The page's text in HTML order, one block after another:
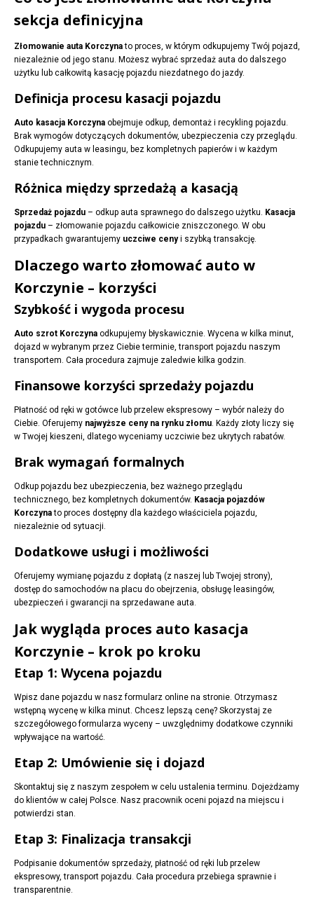
sekcja definicyjna
Złomowanie auta Korczynato proces, w którym odkupujemy Twój pojazd,
niezależnie od jego stanu. Możesz wybrać sprzedaż auta do dalszego
użytku lub całkowitą kasację pojazdu niezdatnego do jazdy.
Definicja procesu kasacji pojazdu
Auto kasacja Korczyna obejmuje odkup, demontaż i recykling pojazdu.
Brak wymogów dotyczących dokumentów, ubezpieczenia czy przeglądu.
Odkupujemy auta w leasingu, bez kompletnych papierów i w każdym
stanie technicznym.
Różnica między sprzedażą a kasacją
Sprzedaż pojazdu – odkup auta sprawnego do dalszego użytku. Kasacja
pojazdu – złomowanie pojazdu całkowicie zniszczonego. W obu
przypadkach gwarantujemy uczciwe cenyi szybką transakcję.
Dlaczego warto złomować auto w
Korczynie – korzyści
Szybkość i wygoda procesu
Auto szrot Korczyna odkupujemy błyskawicznie. Wycena w kilka minut,
dojazd w wybranym przez Ciebie terminie, transport pojazdu naszym
transportem. Cała procedura zajmuje zaledwie kilka godzin.
Finansowe korzyści sprzedaży pojazdu
Płatność od ręki w gotówce lub przelew ekspresowy – wybór należy do
Ciebie. Oferujemy najwyższe ceny na rynku złomu. Każdy złoty liczy się
w Twojej kieszeni, dlatego wyceniamy uczciwie bez ukrytych rabatów.
Brak wymagań formalnych
Odkup pojazdu bez ubezpieczenia, bez ważnego przeglądu
technicznego, bez kompletnych dokumentów. Kasacja pojazdów
Korczynato proces dostępny dla każdego właściciela pojazdu,
niezależnie od sytuacji.
Dodatkowe usługi i możliwości
Oferujemy wymianę pojazdu z dopłatą (z naszej lub Twojej strony),
dostęp do samochodów na placu do obejrzenia, obsługę leasingów,
ubezpieczeń i gwarancji na sprzedawane auta.
Jak wygląda proces auto kasacja
Korczynie – krok po kroku
Etap 1: Wycena pojazdu
Wpisz dane pojazdu w nasz formularz online na stronie. Otrzymasz
wstępną wycenę w kilka minut. Chcesz lepszą cenę? Skorzystaj ze
szczegółowego formularza wyceny – uwzględnimy dodatkowe czynniki
wpływające na wartość.
Etap 2: Umówienie się i dojazd
Skontaktuj się z naszym zespołem w celu ustalenia terminu. Dojeżdżamy
do klientów w całej Polsce. Nasz pracownik oceni pojazd na miejscu i
potwierdzi stan.
Etap 3: Finalizacja transakcji
Podpisanie dokumentów sprzedaży, płatność od ręki lub przelew
ekspresowy, transport pojazdu. Cała procedura przebiega sprawnie i
transparentnie.